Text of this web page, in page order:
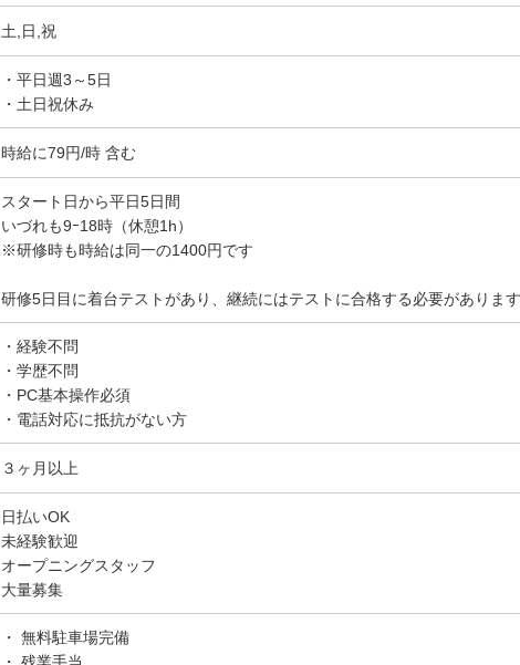
土,日,祝
・平日週3～5日
・土日祝休み
時給に79円/時 含む
スタート日から平日5日間
いづれも9ｰ18時（休憩1h）
※研修時も時給は同一の1400円です
研修5日目に着台テストがあり、継続にはテストに合格する必要があります
・経験不問
・学歴不問
・PC基本操作必須
・電話対応に抵抗がない方
３ヶ月以上
日払いOK
未経験歓迎
オープニングスタッフ
大量募集
・ 無料駐車場完備